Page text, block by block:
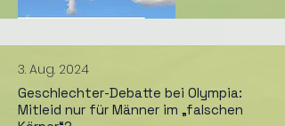
3. Aug. 2024
Geschlechter-Debatte bei Olympia:
Mitleid nur für Männer im „falschen